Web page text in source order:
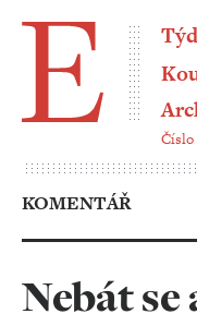
Číslo
KOMENTÁŘ
Nebát